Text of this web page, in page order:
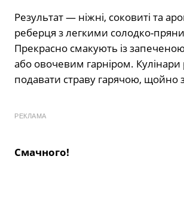
Результат — ніжні, соковиті та
реберця з легкими солодко-
Прекрасно смакують із
або овочевим гарніром. Кулінари
подавати страву гарячою, щойно
РЕКЛАМА
Смачного!